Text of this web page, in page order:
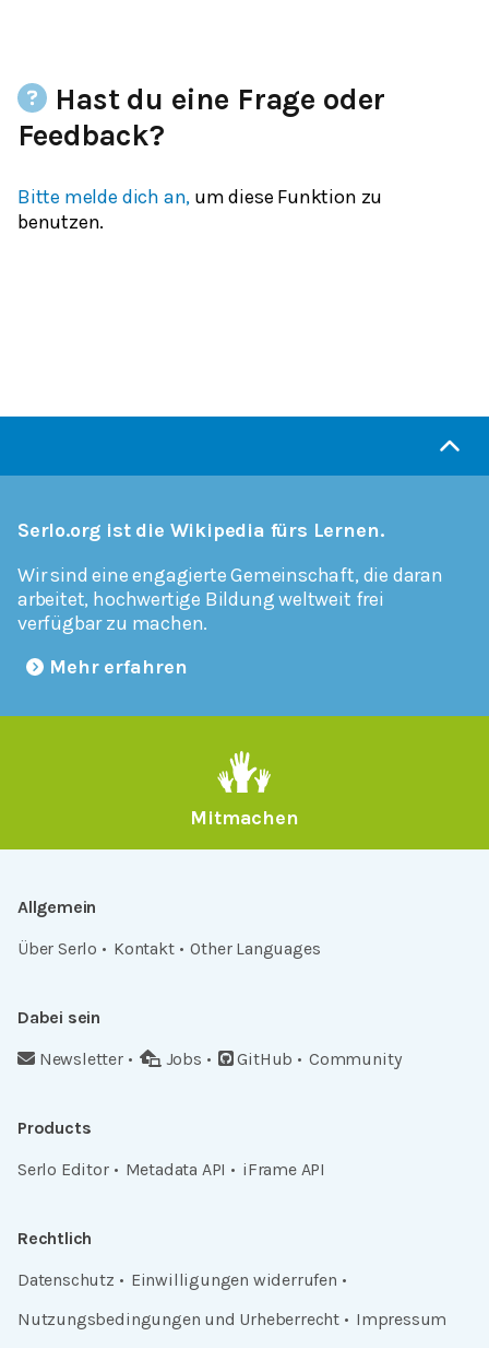
Hast du eine Frage oder
Feedback?
Bitte melde dich an, um diese Funktion zu
benutzen.
Serlo.org ist die Wikipedia fürs Lernen.
Wir sind eine engagierte Gemeinschaft, die daran
arbeitet, hochwertige Bildung weltweit frei
verfügbar zu machen.
Mehr erfahren
Mitmachen
Allgemein
Über Serlo
Kontakt Other Languages
Dabei sein
Newsletter
Jobs GitHub Community
Products
Serlo Editor
Metadata API iFrame API
Rechtlich
Datenschutz
Einwilligungen widerrufen
Nutzungsbedingungen und Urheberrecht
Impressum